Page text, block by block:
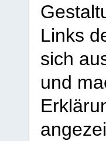
Links
sich
und